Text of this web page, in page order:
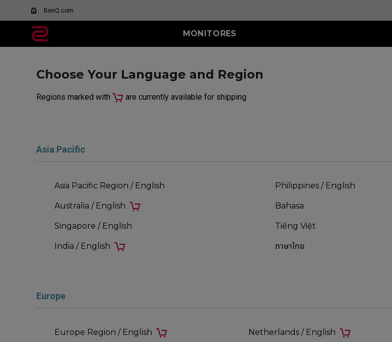
BenQ.com
MONITORES
MONITORES
Qué es DyAc?
400Hz
Choose Your Language and Region
Regions marked with are currently available for shipping
Asia Pacific
Asia Pacific Region / English
Australia / English
Singapore / English
India / English
Philippines / English
Bahasa
Tiếng Việt
ภาษาไทย
Europe
Europe Region / English Netherlands / English